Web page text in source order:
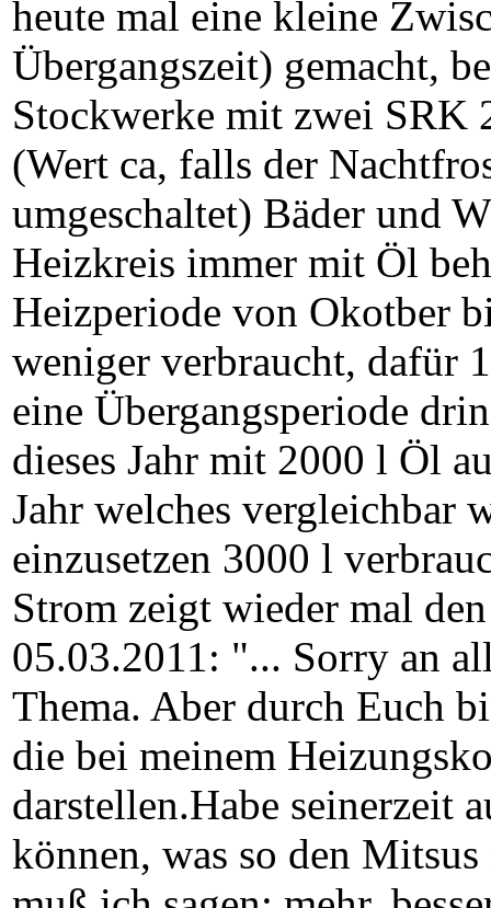
heute mal eine kleine
Übergangszeit) gemacht,
Stockwerke mit zwei SRK
(Wert ca, falls der
umgeschaltet) Bäder und
Heizkreis immer mit Öl
Heizperiode von Okotber
weniger verbraucht, dafür
eine Übergangsperiode
dieses Jahr mit 2000 l Öl
Jahr welches vergleichbar
einzusetzen 3000 l
Strom zeigt wieder mal
05.03.2011: "... Sorry an
Thema. Aber durch Euch
die bei meinem
darstellen.Habe seinerzeit
können, was so den